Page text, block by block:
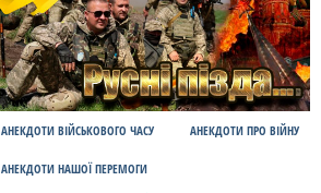
АНЕКДОТИ ВІЙСЬКОВОГО ЧАСУ АНЕКДОТИ ПРО ВІЙНУ
АНЕКДОТИ НАШОЇ ПЕРЕМОГИ